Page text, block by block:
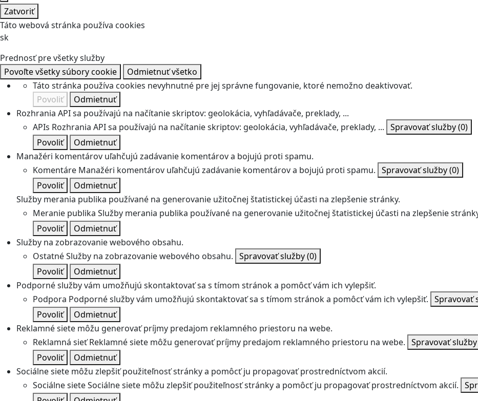
Zatvoriť
Táto webová stránka používa cookies
sk
Prednosť pre všetky služby
Povoľte všetky súbory cookie
Odmietnuť všetko
Táto stránka používa cookies nevyhnutné pre jej správne fungovanie, ktoré nemožno deaktivovať.
Povoliť
Odmietnuť
Rozhrania API sa používajú na načítanie skriptov: geolokácia, vyhľadávače, preklady, ...
APIs Rozhrania API sa používajú na načítanie skriptov: geolokácia, vyhľadávače, preklady, ... Spravovať služby(0)
Povoliť
Odmietnuť
Manažéri komentárov uľahčujú zadávanie komentárov a bojujú proti spamu.
Komentáre Manažéri komentárov uľahčujú zadávanie komentárov a bojujú proti spamu. Spravovať služby(0)
Povoliť
Odmietnuť
Služby merania publika používané na generovanie užitočnej štatistickej účasti na zlepšenie stránky.
Meranie publika Služby merania publika používané na generovanie užitočnej štatistickej účasti na zlepšenie
Povoliť
Odmietnuť
Služby na zobrazovanie webového obsahu.
OstatnéSlužby na zobrazovanie webového obsahu. Spravovať služby(0)
Povoliť
Odmietnuť
Podporné služby vám umožňujú skontaktovať sa s tímom stránok a pomôcť vám ich vylepšiť.
Podpora Podporné služby vám umožňujú skontaktovať sa s tímom stránok a pomôcť vám ich vylepšiť. Spravovať
Povoliť
Odmietnuť
Reklamné siete môžu generovať príjmy predajom reklamného priestoru na webe.
Reklamná sieť Reklamné siete môžu generovať príjmy predajom reklamného priestoru na webe. Spravovať služby
Povoliť
Odmietnuť
Sociálne siete môžu zlepšiť použiteľnosť stránky a pomôcť ju propagovať prostredníctvom akcií.
Sociálne sieteSociálne siete môžu zlepšiť použiteľnosť stránky a pomôcť ju propagovať prostredníctvom akcií.